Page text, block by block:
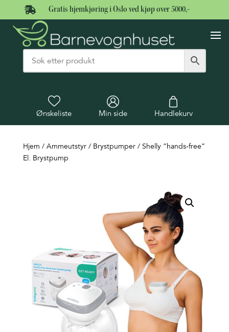
 Gratis hjemkjøring i Oslo ved kjøp over 5000,-
Ønskeliste Min side Handlekurv
Hjem / Ammeutstyr/ Brystpumper/ Shelly “hands-free”
El. Brystpump